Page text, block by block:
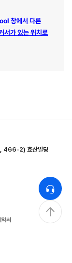
창에서 다른
서가 있는 위치로
, 466-2) 효산빌딩
서